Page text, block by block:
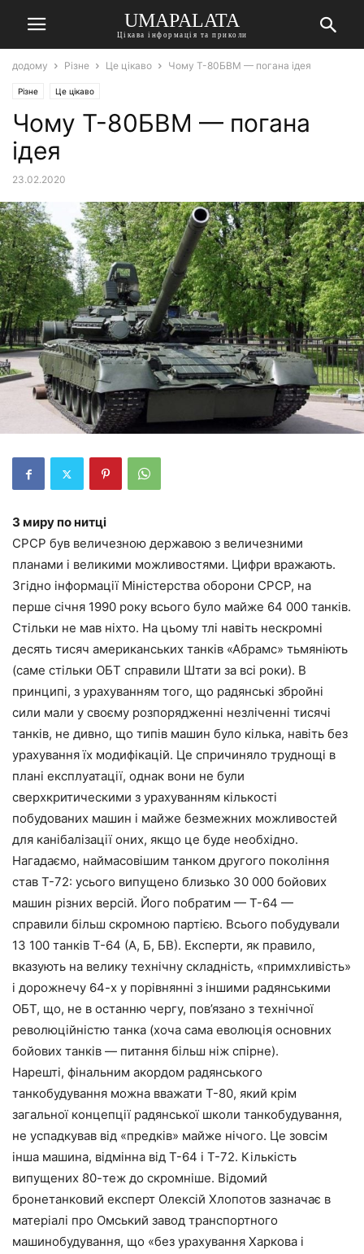
UMAPALATA
Цікава інформація та приколи
додому Різне Це цікаво Чому Т-80БВМ — погана ідея
Різне Це цікаво
Чому Т-80БВМ — погана
ідея
23.02.2020
З миру по нитці
СРСР був величезною державою з величезними
планами і великими можливостями. Цифри вражають.
Згідно інформації Міністерства оборони СРСР, на
перше січня 1990 року всього було майже 64 000 танків.
Стільки не мав ніхто. На цьому тлі навіть нескромні
десять тисяч американських танків «Абрамс» тьмяніють
(саме стільки ОБТ справили Штати за всі роки). В
принципі, з урахуванням того, що радянські збройні
сили мали у своєму розпорядженні незліченні тисячі
танків, не дивно, що типів машин було кілька, навіть без
урахування їх модифікацій. Це спричиняло труднощі в
плані експлуатації, однак вони не були
сверхкритическими з урахуванням кількості
побудованих машин і майже безмежних можливостей
для канібалізації оних, якщо це буде необхідно.
Нагадаємо, наймасовішим танком другого покоління
став Т-72: усього випущено близько 30 000 бойових
машин різних версій. Його побратим — Т-64 —
справили більш скромною партією. Всього побудували
13 100 танків Т-64 (А, Б, БВ). Експерти, як правило,
вказують на велику технічну складність, «примхливість»
і дорожнечу 64-х у порівнянні з іншими радянськими
ОБТ, що, не в останню чергу, пов’язано з технічної
революційністю танка (хоча сама еволюція основних
бойових танків — питання більш ніж спірне).
Нарешті, фінальним акордом радянського
танкобудування можна вважати Т-80, який крім
загальної концепції радянської школи танкобудування,
не успадкував від «предків» майже нічого. Це зовсім
інша машина, відмінна від Т-64 і Т-72. Кількість
випущених 80-теж до скромніше. Відомий
бронетанковий експерт Олексій Хлопотов зазначає в
матеріалі про Омський завод транспортного
машинобудування, що «без урахування Харкова і